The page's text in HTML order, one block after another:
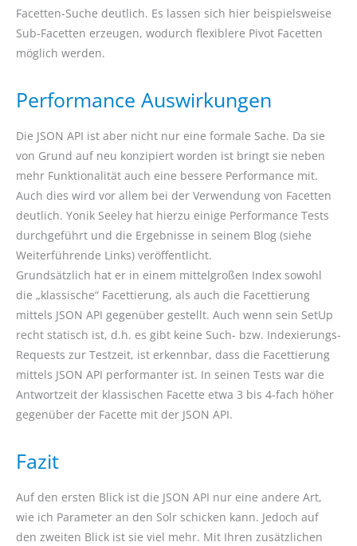
Facetten-Suche deutlich. Es lassen sich hier beispielsweise
Sub-Facetten erzeugen, wodurch flexiblere Pivot Facetten
möglich werden.
Performance Auswirkungen
Die JSON API ist aber nicht nur eine formale Sache. Da sie
von Grund auf neu konzipiert worden ist bringt sie neben
mehr Funktionalität auch eine bessere Performance mit.
Auch dies wird vor allem bei der Verwendung von Facetten
deutlich. Yonik Seeley hat hierzu einige Performance Tests
durchgeführt und die Ergebnisse in seinem Blog (siehe
Weiterführende Links) veröffentlicht.
Grundsätzlich hat er in einem mittelgroßen Index sowohl
die „klassische“ Facettierung, als auch die Facettierung
mittels JSON API gegenüber gestellt. Auch wenn sein SetUp
recht statisch ist, d.h. es gibt keine Such- bzw. Indexierungs-
Requests zur Testzeit, ist erkennbar, dass die Facettierung
mittels JSON API performanter ist. In seinen Tests war die
Antwortzeit der klassischen Facette etwa 3 bis 4-fach höher
gegenüber der Facette mit der JSON API.
Fazit
Auf den ersten Blick ist die JSON API nur eine andere Art,
wie ich Parameter an den Solr schicken kann. Jedoch auf
den zweiten Blick ist sie viel mehr. Mit Ihren zusätzlichen